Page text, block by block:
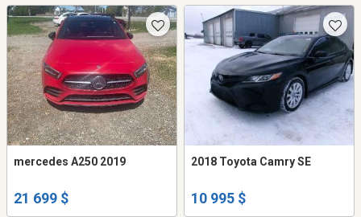
mercedes A250 2019
21 699 $
2018 Toyota Camry SE
10 995 $